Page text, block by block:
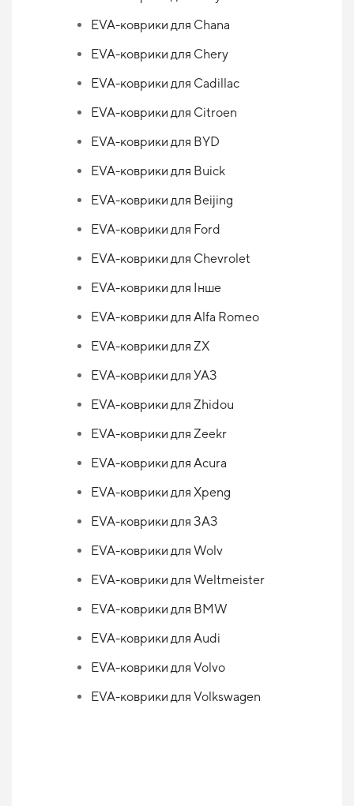
EVA-коврики для Chana
EVA-коврики для Chery
EVA-коврики для Cadillac
EVA-коврики для Citroen
EVA-коврики для BYD
EVA-коврики для Buick
EVA-коврики для Beijing
EVA-коврики для Ford
EVA-коврики для Chevrolet
EVA-коврики для Інше
EVA-коврики для Alfa Romeo
EVA-коврики для ZX
EVA-коврики для УАЗ
EVA-коврики для Zhidou
EVA-коврики для Zeekr
EVA-коврики для Acura
EVA-коврики для Xpeng
EVA-коврики для ЗАЗ
EVA-коврики для Wolv
EVA-коврики для Weltmeister
EVA-коврики для BMW
EVA-коврики для Audi
EVA-коврики для Volvo
EVA-коврики для Volkswagen